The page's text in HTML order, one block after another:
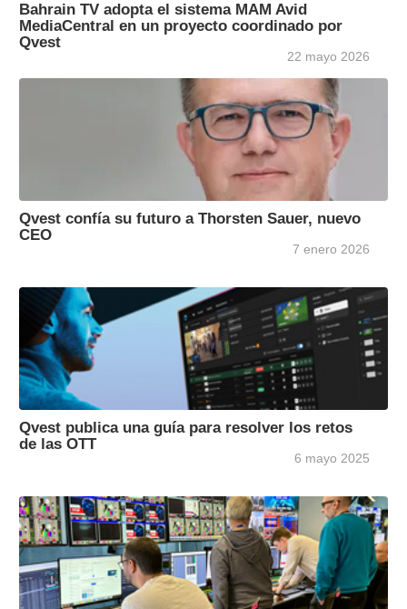
Bahrain TV adopta el sistema MAM Avid
MediaCentral en un proyecto coordinado por
Qvest
22 mayo 2026
Qvest confía su futuro a Thorsten Sauer, nuevo
CEO
7 enero 2026
Qvest publica una guía para resolver los retos
de las OTT
6 mayo 2025